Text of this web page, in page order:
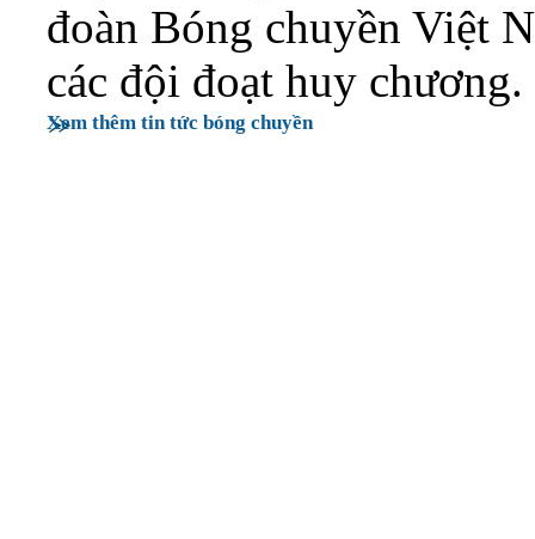
đoàn Bóng chuyền Việt
các đội đoạt huy chương.
Xem thêm tin tức bóng chuyền